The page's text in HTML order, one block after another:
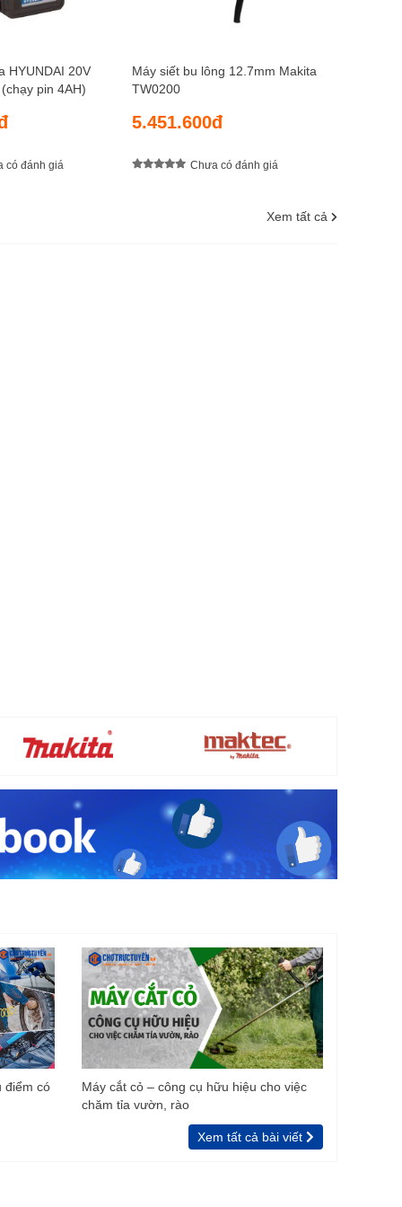
HYUNDAI 20V
pin 4AH)
có đánh giá
Máy siết bu lông 12.7mm Makita
TW0200
5.451.600đ
Chưa có đánh giá
Xem tất cả
điểm có
Máy cắt cỏ – công cụ hữu hiệu cho việc
chăm tỉa vườn, rào
Xem tất cả bài viết